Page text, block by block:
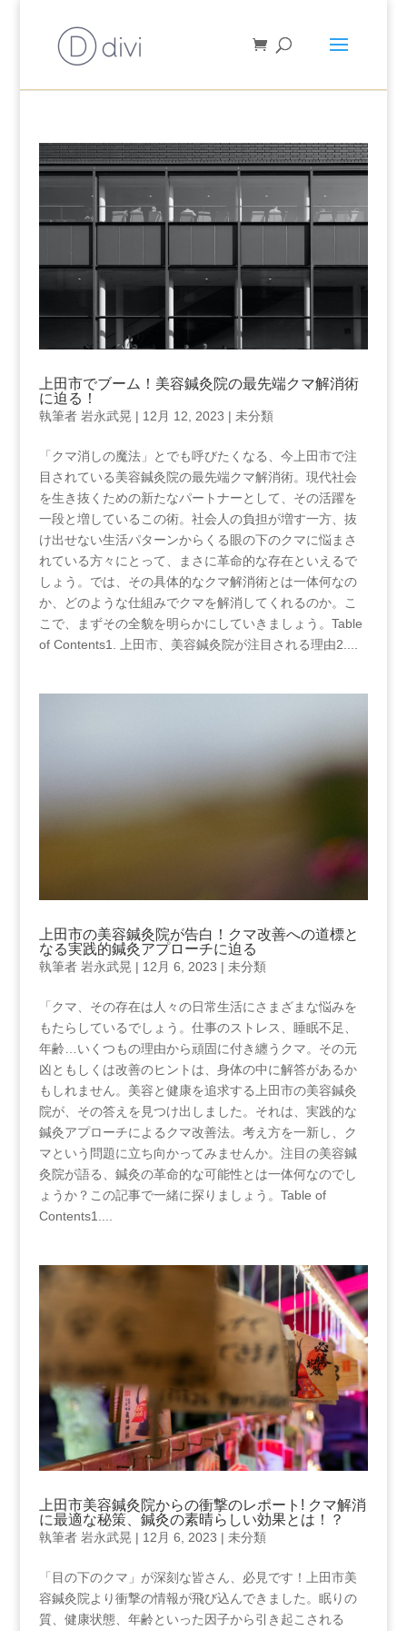
上田市でブーム！美容鍼灸院の最先端クマ解消術
に迫る！
執筆者 岩永武晃 | 12月 12, 2023 | 未分類
「クマ消しの魔法」とでも呼びたくなる、今上田市で注
目されている美容鍼灸院の最先端クマ解消術。現代社会
を生き抜くための新たなパートナーとして、その活躍を
一段と増しているこの術。社会人の負担が増す一方、抜
け出せない生活パターンからくる眼の下のクマに悩まさ
れている方々にとって、まさに革命的な存在といえるで
しょう。では、その具体的なクマ解消術とは一体何なの
か、どのような仕組みでクマを解消してくれるのか。こ
こで、まずその全貌を明らかにしていきましょう。Table
of‌ Contents1. 上田市、美容鍼灸院が注目される理由2....
上田市の美容鍼灸院が告白！クマ改善への道標と
なる実践的鍼灸アプローチに迫る
執筆者 岩永武晃 | 12月 6, 2023 | 未分類
「クマ、その存在は人々の日常生活にさまざまな悩みを
もたらしているでしょう。仕事のストレス、睡眠不足、
年齢…いくつもの理由から頑固に付き纏うクマ。その元
凶ともしくは改善のヒントは、身体の中に解答があるか
もしれません。美容と健康を追求する上田市の美容鍼灸
院が、その答えを見つけ出しました。それは、実践的な
鍼灸アプローチによるクマ改善法。考え方を一新し、ク
マという問題に立ち向かってみませんか。注目の美容鍼
灸院が語る、鍼灸の革命的な可能性とは一体何なのでし
ょうか？この記事で一緒に探りましょう。Table⁢ of
Contents1.⁢...
上田市美容鍼灸院からの衝撃のレポート! クマ解消
に最適な秘策、鍼灸の素晴らしい効果とは！？
執筆者 岩永武晃 | 12月 6, 2023 | 未分類
「目の下のクマ」が深刻な皆さん、必見です！上田市美
容鍼灸院より衝撃の情報が飛び込んできました。眠りの
質、健康状態、年齢といった因子から引き起こされる